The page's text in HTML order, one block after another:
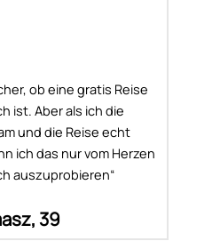
ob eine gratis Reise
ist. Aber als ich die
und die Reise echt
ich das nur vom Herzen
auszuprobieren“
39